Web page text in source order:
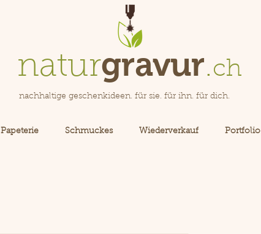
naturgravur.ch
nachhaltige geschenkideen. für sie. für ihn. für dich.
Papeterie Schmuckes Wiederverkauf Portfolio